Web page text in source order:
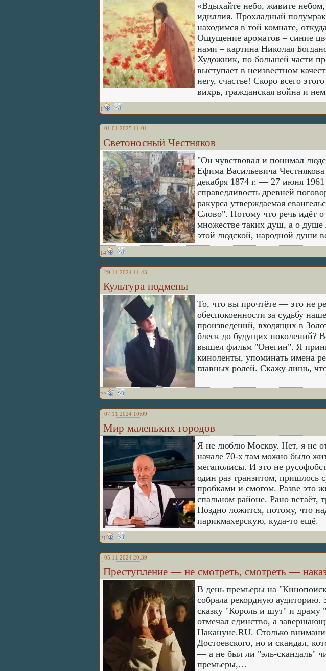
«Вдыхайте небо, живите
идиллия. Прохладный
находимся в той комнате,
Ощущение ароматов – синие
нами – картина Николая
Художник, по большей части
выступает в неизвестном
негу, счастье! Скоро всего
вихрь, гражданская война и
1
01.01.2025 11:01
Светоносный Честняков
"Он чувствовал и понимал
Ефима Васильевича
декабря 1874 г. — 27 июня 1961
справедливость древней
ракурса утверждаемая
Слово". Потому что речь идёт
множестве таких душ, а о душе
этой людской, народной души
14
29.11.2024 11:43
Культура подмены
То, что вы прочтёте — это не
обеспокоенности за судьбу
произведений, входящих в
блеск до будущих поколений?
вышел фильм "Онегин". Я
киноленты, упоминать имена
главных ролей. Скажу лишь,
22
07.11.2024 10:09
Мир маленьких городов
Я не люблю Москву. Нет, я не
начале 70-х там можно было
мегаполисы. И это не
один раз транзитом, пришлось
пробками и смогом. Разве это
спальном районе. Рано встаёт,
Поздно ложится, потому, что
парикмахерскую, куда-то ещё.
21
05.11.2024 20:39
Преступление — не смотреть, смотреть —
В день премьеры на
собрала рекордную
сказку "Король и шут" и
отмечал единство, а
Накануне.RU. Столько
Достоевского, но и скандал,
— а не был ли "эль-скандаль"
премьеры,…